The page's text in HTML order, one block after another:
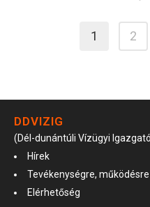
1 2
DDVIZIG
(Dél-dunántúli Vízügyi
Hírek
Tevékenységre,
Elérhetőség